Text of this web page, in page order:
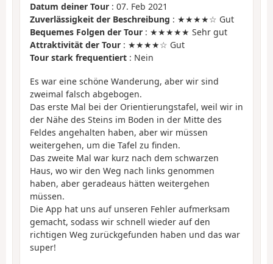
Datum deiner Tour : 07. Feb 2021
Zuverlässigkeit der Beschreibung : ★★★★☆ Gut
Bequemes Folgen der Tour : ★★★★★ Sehr gut
Attraktivität der Tour : ★★★★☆ Gut
Tour stark frequentiert : Nein
Es war eine schöne Wanderung, aber wir sind
zweimal falsch abgebogen.
Das erste Mal bei der Orientierungstafel, weil wir in
der Nähe des Steins im Boden in der Mitte des
Feldes angehalten haben, aber wir müssen
weitergehen, um die Tafel zu finden.
Das zweite Mal war kurz nach dem schwarzen
Haus, wo wir den Weg nach links genommen
haben, aber geradeaus hätten weitergehen
müssen.
Die App hat uns auf unseren Fehler aufmerksam
gemacht, sodass wir schnell wieder auf den
richtigen Weg zurückgefunden haben und das war
super!